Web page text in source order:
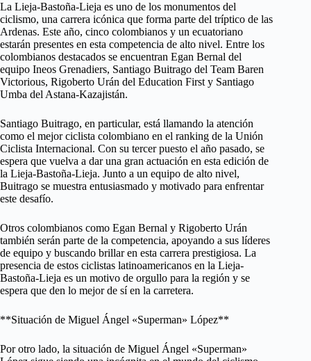
La Lieja-Bastoña-Lieja es uno de los monumentos del
ciclismo, una carrera icónica que forma parte del tríptico de las
Ardenas. Este año, cinco colombianos y un ecuatoriano
estarán presentes en esta competencia de alto nivel. Entre los
colombianos destacados se encuentran Egan Bernal del
equipo Ineos Grenadiers, Santiago Buitrago del Team Baren
Victorious, Rigoberto Urán del Education First y Santiago
Umba del Astana-Kazajistán.
Santiago Buitrago, en particular, está llamando la atención
como el mejor ciclista colombiano en el ranking de la Unión
Ciclista Internacional. Con su tercer puesto el año pasado, se
espera que vuelva a dar una gran actuación en esta edición de
la Lieja-Bastoña-Lieja. Junto a un equipo de alto nivel,
Buitrago se muestra entusiasmado y motivado para enfrentar
este desafío.
Otros colombianos como Egan Bernal y Rigoberto Urán
también serán parte de la competencia, apoyando a sus líderes
de equipo y buscando brillar en esta carrera prestigiosa. La
presencia de estos ciclistas latinoamericanos en la Lieja-
Bastoña-Lieja es un motivo de orgullo para la región y se
espera que den lo mejor de sí en la carretera.
**Situación de Miguel Ángel «Superman» López**
Por otro lado, la situación de Miguel Ángel «Superman»